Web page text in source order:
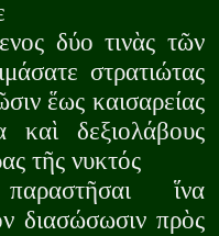
δύο τινὰς τῶν
στρατιώτας
ἕως καισαρείας
καὶ δεξιολάβους
τῆς νυκτός
ἵνα
διασώσωσιν πρὸς